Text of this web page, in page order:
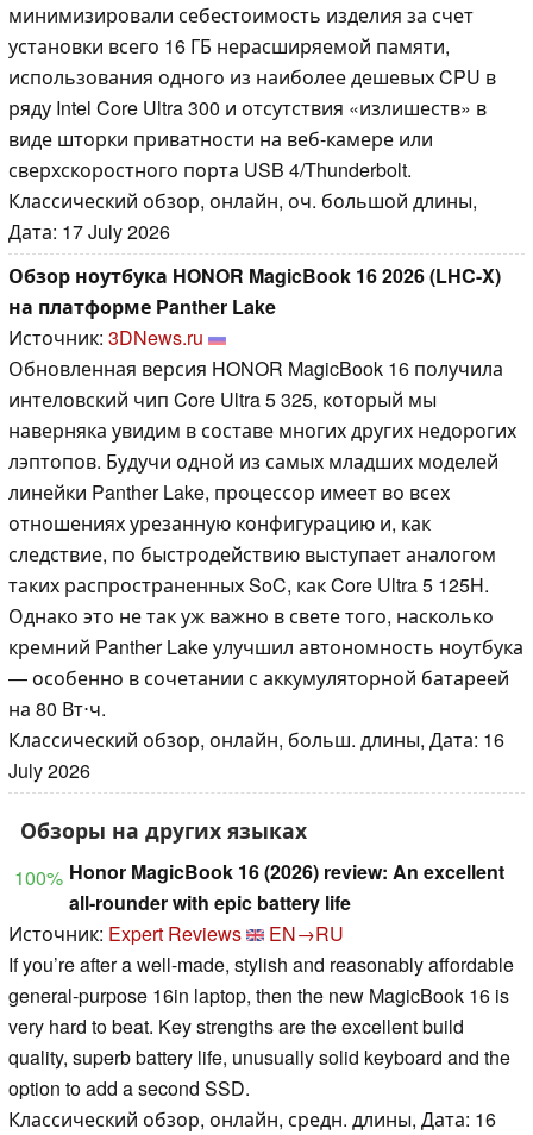
минимизировали себестоимость изделия за счет
установки всего 16 ГБ нерасширяемой памяти,
использования одного из наиболее дешевых CPU в
ряду Intel Core Ultra 300 и отсутствия «излишеств» в
виде шторки приватности на веб-камере или
сверхскоростного порта USB 4/Thunderbolt.
Классический обзор, онлайн, оч. большой длины,
Дата: 17 July 2026
Обзор ноутбука HONOR MagicBook 16 2026 (LHC-X)
на платформе Panther Lake
Источник: 3DNews.ru
Обновленная версия HONOR MagicBook 16 получила
интеловский чип Core Ultra 5 325, который мы
наверняка увидим в составе многих других недорогих
лэптопов. Будучи одной из самых младших моделей
линейки Panther Lake, процессор имеет во всех
отношениях урезанную конфигурацию и, как
следствие, по быстродействию выступает аналогом
таких распространенных SoC, как Core Ultra 5 125H.
Однако это не так уж важно в свете того, насколько
кремний Panther Lake улучшил автономность ноутбука
— особенно в сочетании с аккумуляторной батареей
на 80 Вт⋅ч.
Классический обзор, онлайн, больш. длины, Дата: 16
July 2026
Обзоры на других языках
100% Honor MagicBook 16 (2026) review: An excellent
all-rounder with epic battery life
Источник: Expert Reviews
EN→RU
If you’re after a well-made, stylish and reasonably affordable
general-purpose 16in laptop, then the new MagicBook 16 is
very hard to beat. Key strengths are the excellent build
quality, superb battery life, unusually solid keyboard and the
option to add a second SSD.
Классический обзор, онлайн, средн. длины, Дата: 16